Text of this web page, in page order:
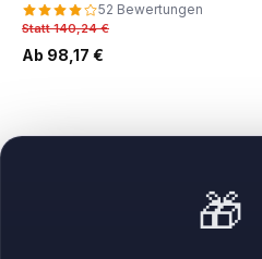
52 Bewertungen
Statt 140,24 €
Ab 98,17 €
🎁